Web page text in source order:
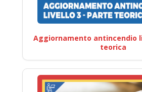
Aggiornamento antincendio
teorica